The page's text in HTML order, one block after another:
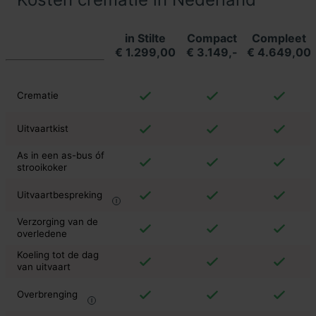
in Stilte
€ 1.299,00
Compact
€ 3.149,-
Compleet
€ 4.649,00
Crematie
Uitvaartkist
As in een as-bus óf
strooikoker
Uitvaartbespreking
Verzorging van de
overledene
Koeling tot de dag
van uitvaart
Overbrenging